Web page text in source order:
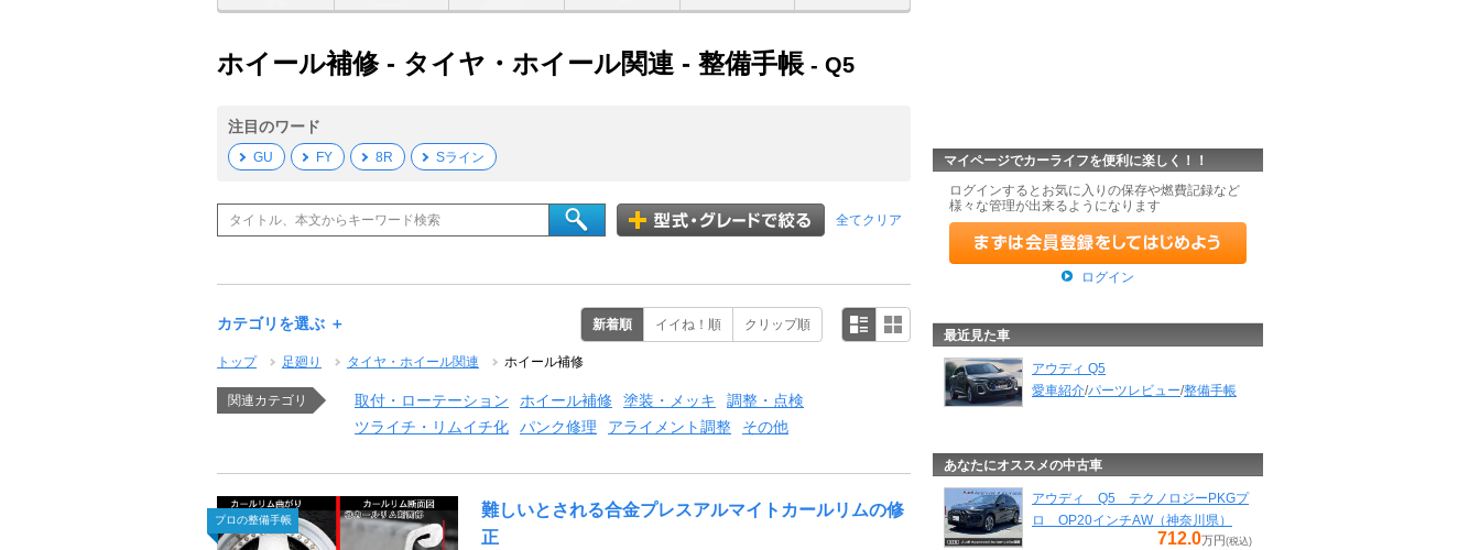
ホイール補修 - タイヤ・ホイール関連 - 整備手帳 - Q5
注目のワード
GU FY 8R Sライン
全てクリア
カテゴリを選ぶ ＋ 新着順 イイね！順 クリップ順
トップ 足廻り タイヤ・ホイール関連 ホイール補修
関連カテゴリ 取付・ローテーション ホイール補修 塗装・メッキ
調整・点検
ツライチ・リムイチ化
パンク修理 アライメント調整 その他
プロの整備手帳
難しいとされる合金プレスアルマイトカールリムの修
正
マイページでカーライフを便利に楽しく！！
ログインするとお気に入りの保存や燃費記録など
様々な管理が出来るようになります
ログイン
最近見た車
アウディ Q5
愛車紹介/パーツレビュー/整備手帳
あなたにオススメの中古車
アウディ Q5 テクノロジーPKGプ
ロ OP20インチAW（神奈川県）
712.0万円 (税込)